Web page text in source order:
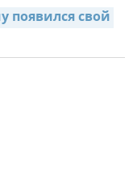
появился свой